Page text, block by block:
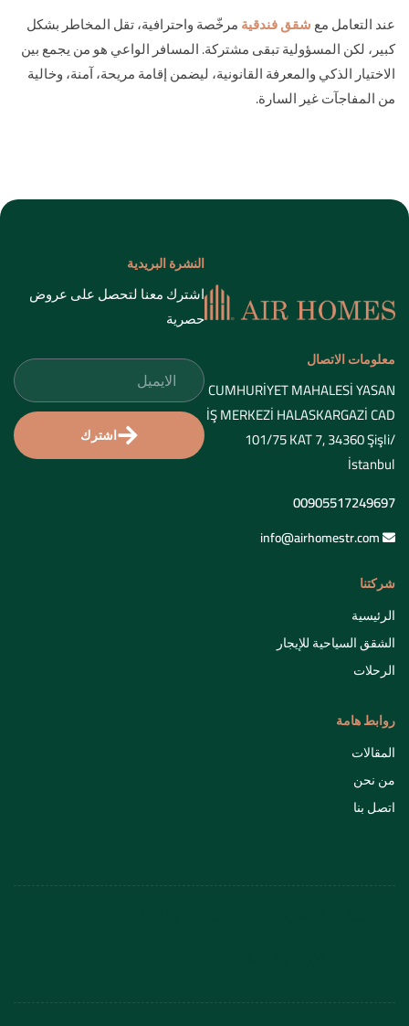
عند التعامل معشقق فندقيةمرخّصة واحترافية، تقل المخاطر بشكل
كبير، لكن المسؤولية تبقى مشتركة. المسافر الواعي هو من يجمع بين
الاختيار الذكي والمعرفة القانونية، ليضمن إقامة مريحة، آمنة، وخالية
من المفاجآت غير السارة.
معلومات الاتصال
CUMHURİYET MAHALESİ YASAN
İŞ MERKEZİ HALASKARGAZİ CAD
101/75 KAT 7, 34360 Şişli/
İstanbul
00905517249697
info@airhomestr.com
شركتنا
الرئيسية
الشقق السياحية للإيجار
الرحلات
روابط هامة
المقالات
من نحن
اتصل بنا
النشرة البريدية
اشترك معنا لتحصل على عروض
حصرية
اشترك